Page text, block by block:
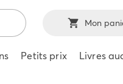
Mon
Petits prix Livres